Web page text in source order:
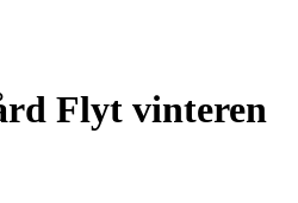
Flyt vinteren